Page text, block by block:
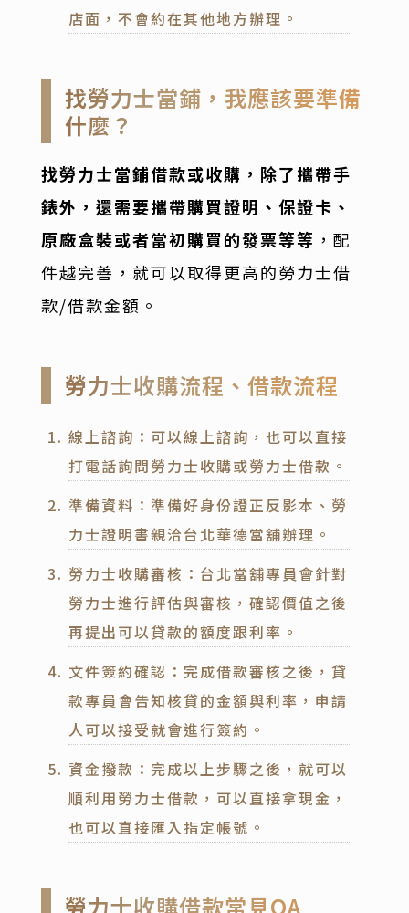
店面，不會約在其他地方辦理。
找勞力士當鋪，我應該要準備
什麼？
找勞力士當鋪借款或收購，除了攜帶手
錶外，還需要攜帶購買證明、保證卡、
原廠盒裝或者當初購買的發票等等 ，配
件越完善，就可以取得更高的勞力士借
款/借款金額。
勞力士收購流程、借款流程
線上諮詢：可以線上諮詢，也可以直接
打電話詢問勞力士收購或勞力士借款。
準備資料：準備好身份證正反影本、勞
力士證明書親洽台北華德當舖辦理。
勞力士收購審核：台北當舖專員會針對
勞力士進行評估與審核，確認價值之後
再提出可以貸款的額度跟利率。
文件簽約確認：完成借款審核之後，貸
款專員會告知核貸的金額與利率，申請
人可以接受就會進行簽約。
資金撥款：完成以上步驟之後，就可以
順利用勞力士借款，可以直接拿現金，
也可以直接匯入指定帳號。
勞力士收購借款常見QA